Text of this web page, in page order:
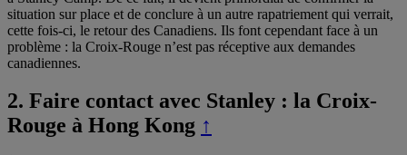
situation sur place et de conclure à un autre rapatriement qui verrait,
cette fois-ci, le retour des Canadiens. Ils font cependant face à un
problème : la Croix-Rouge n’est pas réceptive aux demandes
canadiennes.
2. Faire contact avec Stanley : la Croix-
Rouge à Hong Kong ↑